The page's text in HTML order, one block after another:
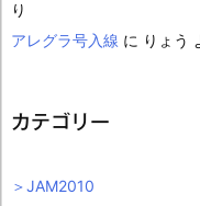
り
アレグラ号入線 に りょう
カテゴリー
＞JAM2010